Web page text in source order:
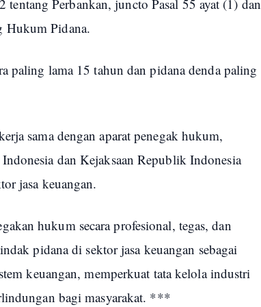
Perbankan, juncto Pasal 55 ayat (1) dan
Hukum Pidana.
paling lama 15 tahun dan pidana denda paling
sama dengan aparat penegak hukum,
dan Kejaksaan Republik Indonesia
jasa keuangan.
hukum secara profesional, tegas, dan
pidana di sektor jasa keuangan sebagai
keuangan, memperkuat tata kelola industri
bagi masyarakat. ***